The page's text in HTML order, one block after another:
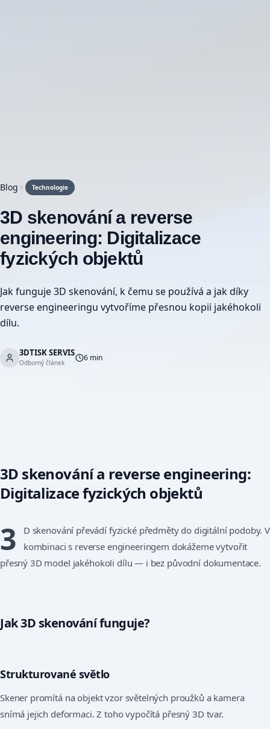
Blog Technologie
3D skenování a reverse
engineering: Digitalizace
fyzických objektů
Jak funguje 3D skenování, k čemu se používá a jak díky
reverse engineeringu vytvoříme přesnou kopii jakéhokoli
dílu.
3DTISK SERVIS
Odborný článek
6 min
3D skenování a reverse engineering:
Digitalizace fyzických objektů
3
D skenování převádí fyzické předměty do digitální podoby. V
kombinaci s reverse engineeringem dokážeme vytvořit
přesný 3D model jakéhokoli dílu — i bez původní dokumentace.
Jak 3D skenování funguje?
Strukturované světlo
Skener promítá na objekt vzor světelných proužků a kamera
snímá jejich deformaci. Z toho vypočítá přesný 3D tvar.